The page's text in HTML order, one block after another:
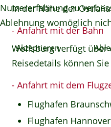
In der Nähe der
- Anfahrt mit der Bahn
Wolfsburg verfügt über
Reisedetails können
- Anfahrt mit dem
Flughafen
Flughafen Hannover
Nutzererfahrung zu
Ablehnung womöglich
Akzeptieren